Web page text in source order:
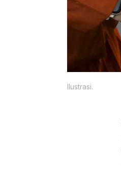
Ilustrasi.